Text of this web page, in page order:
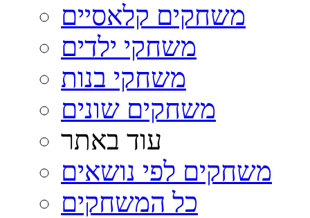
משחקים קלאסיים
משחקי ילדים
משחקי בנות
משחקים שונים
עוד באתר
משחקים לפי נושאים
כל המשחקים